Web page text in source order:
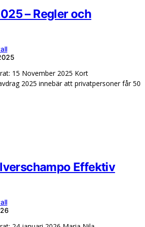
– Regler och
15 November 2025 Kort
2025 innebär att privatpersoner får 50
Effektiv